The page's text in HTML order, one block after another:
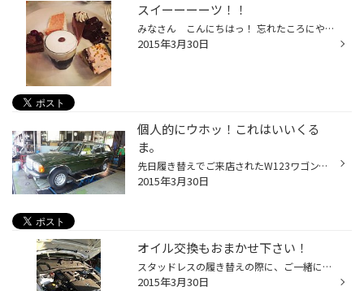
スイーーーーツ！！
みなさん こんにちはっ！ 忘れたころにやって参ります。 モグモグ こと 東海林ですっ(゜o゜) 先日、ルミネエスト新宿にある 「ビタースイーツ・ビュッフェ」へいってきましたっ デザートだけでなく、パスタやハンバーガー、ピザ等の食事もできるところがいいですね！ ただ、いってみて分かったこ...
2015年3月30日
個人的にウホッ！これはいいくる
ま。
先日履き替えでご来店されたW123ワゴン。 私が免許を取った頃は格安ベンツの代名詞的なクルマでしたが、今やサーファーやカタカナ職の人たちに大変な人気があるばかりか、今と違って質実剛健な造りに悶絶された方などに受け入れられています。 こちらのクルマはレストアもされているようで、ボディ...
2015年3月30日
オイル交換もおまかせ下さい！
スタッドレスの履き替えの際に、ご一緒にオイル交換も出来ます。 一緒に行えば時間短縮になりますのでオススメ。 受付の際にお申し出下さい。
2015年3月30日